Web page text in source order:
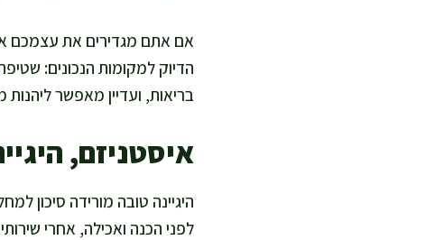
אם אתם מגדירים את עצמכם
הדיוק למקומות הנכונים:
בריאות, ועדיין מאפשר ליהנות
איסטניזם,
היגיינה טובה מורידה סיכון
לפני הכנה ואכילה, אחרי